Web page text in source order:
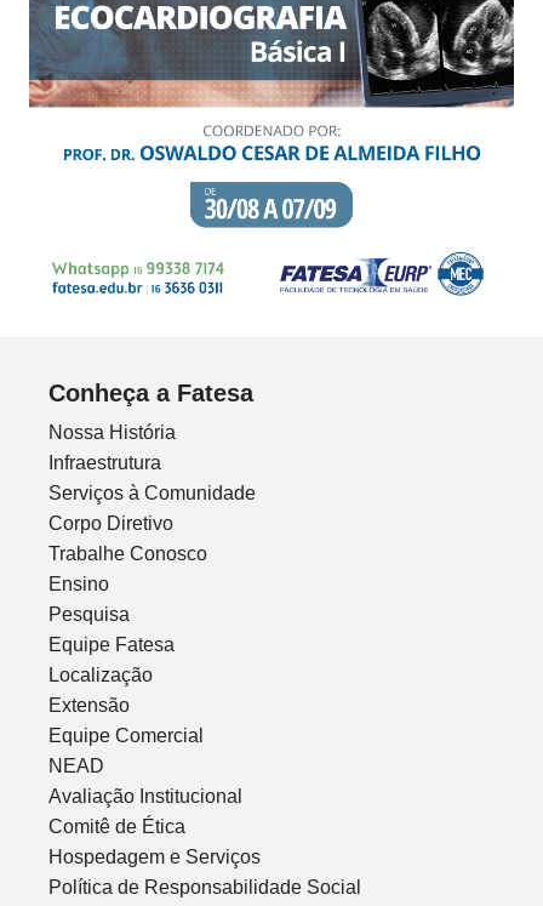
Conheça a Fatesa
Nossa História
Infraestrutura
Serviços à Comunidade
Corpo Diretivo
Trabalhe Conosco
Ensino
Pesquisa
Equipe Fatesa
Localização
Extensão
Equipe Comercial
NEAD
Avaliação Institucional
Comitê de Ética
Hospedagem e Serviços
Política de Responsabilidade Social